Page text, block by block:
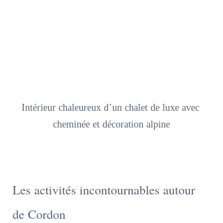
Intérieur chaleureux d’un chalet de luxe avec
cheminée et décoration alpine
Les activités incontournables autour
de Cordon